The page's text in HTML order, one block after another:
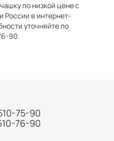
по низкой цене с
России в интернет-
уточняйте по
90.
75-90
76-90